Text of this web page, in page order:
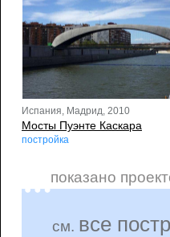
Испания, Мадрид, 2010
Мосты Пуэнте Каскара
постройка
показано
см. все